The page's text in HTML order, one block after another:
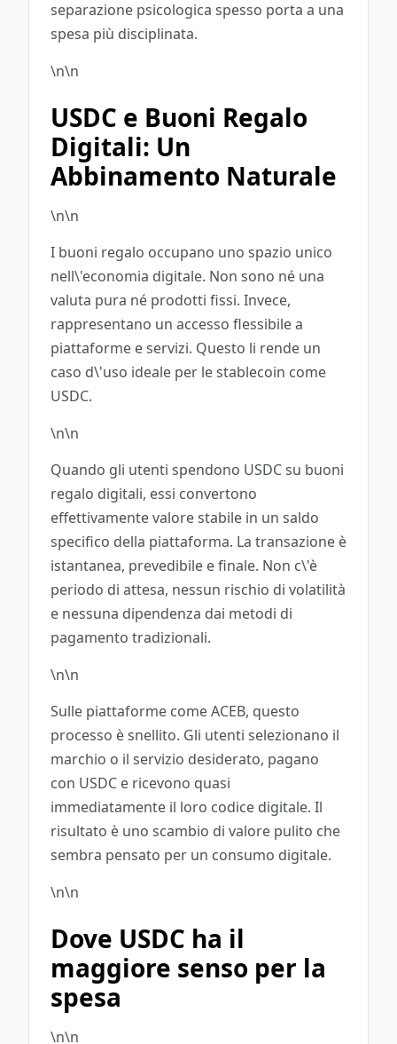
separazione psicologica spesso porta a una
spesa più disciplinata.
\n\n
USDC e Buoni Regalo
Digitali: Un
Abbinamento Naturale
\n\n
I buoni regalo occupano uno spazio unico
nell\'economia digitale. Non sono né una
valuta pura né prodotti fissi. Invece,
rappresentano un accesso flessibile a
piattaforme e servizi. Questo li rende un
caso d\'uso ideale per le stablecoin come
USDC.
\n\n
Quando gli utenti spendono USDC su buoni
regalo digitali, essi convertono
effettivamente valore stabile in un saldo
specifico della piattaforma. La transazione è
istantanea, prevedibile e finale. Non c\'è
periodo di attesa, nessun rischio di volatilità
e nessuna dipendenza dai metodi di
pagamento tradizionali.
\n\n
Sulle piattaforme come ACEB, questo
processo è snellito. Gli utenti selezionano il
marchio o il servizio desiderato, pagano
con USDC e ricevono quasi
immediatamente il loro codice digitale. Il
risultato è uno scambio di valore pulito che
sembra pensato per un consumo digitale.
\n\n
Dove USDC ha il
maggiore senso per la
spesa
\n\n